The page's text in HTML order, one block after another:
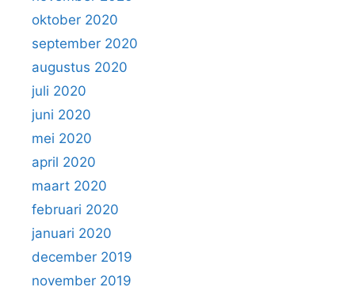
oktober 2020
september 2020
augustus 2020
juli 2020
juni 2020
mei 2020
april 2020
maart 2020
februari 2020
januari 2020
december 2019
november 2019